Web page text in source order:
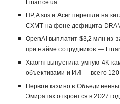
Finance.ua
HP, Asus и Acer перешли на
CXMT на фоне дефицита
OpenAI выплатит $3,2 млн из-
при найме сотрудников —
Xiaomi выпустила умную 4K-
объективами и ИИ — всего
Первое казино в
Эмиратах откроется в 2027